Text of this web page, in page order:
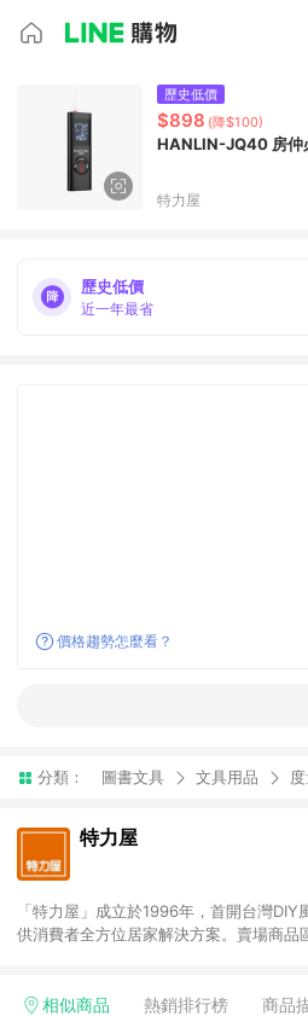
歷史低價
$898 (降$100)
HANLIN-JQ40 房仲
特力屋
歷史低價
近一年最省
價格趨勢怎麼看？
分類： 圖書文具 文具用品
特力屋
「特力屋」成立於1996年，首開台灣
供消費者全方位居家解決方案。賣場商
升服務質感，期望每一位來店顧客，能
相似商品 熱銷排行榜 商品